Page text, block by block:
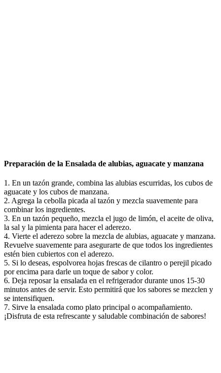
Preparación de la Ensalada de alubias, aguacate y manzana
1. En un tazón grande, combina las alubias escurridas, los cubos de
aguacate y los cubos de manzana.
2. Agrega la cebolla picada al tazón y mezcla suavemente para
combinar los ingredientes.
3. En un tazón pequeño, mezcla el jugo de limón, el aceite de oliva,
la sal y la pimienta para hacer el aderezo.
4. Vierte el aderezo sobre la mezcla de alubias, aguacate y manzana.
Revuelve suavemente para asegurarte de que todos los ingredientes
estén bien cubiertos con el aderezo.
5. Si lo deseas, espolvorea hojas frescas de cilantro o perejil picado
por encima para darle un toque de sabor y color.
6. Deja reposar la ensalada en el refrigerador durante unos 15-30
minutos antes de servir. Esto permitirá que los sabores se mezclen y
se intensifiquen.
7. Sirve la ensalada como plato principal o acompañamiento.
¡Disfruta de esta refrescante y saludable combinación de sabores!